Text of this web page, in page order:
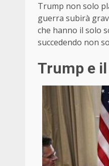
Trump non solo
guerra subirà
che hanno il solo
succedendo non
Trump e